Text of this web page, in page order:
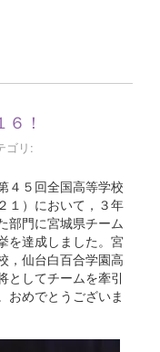
６！
ゴリ:
４５回全国高等学校
１）において，３年
部門に宮城県チーム
を達成しました。宮
，仙台白百合学園高
としてチームを牽引
おめでとうございま